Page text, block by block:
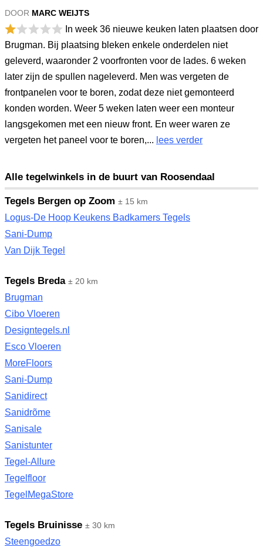
DOOR MARC WEIJTS
In week 36 nieuwe keuken laten plaatsen door
Brugman. Bij plaatsing bleken enkele onderdelen niet
geleverd, waaronder 2 voorfronten voor de lades. 6 weken
later zijn de spullen nageleverd. Men was vergeten de
frontpanelen voor te boren, zodat deze niet gemonteerd
konden worden. Weer 5 weken laten weer een monteur
langsgekomen met een nieuw front. En weer waren ze
vergeten het paneel voor te boren,... lees verder
Alle tegelwinkels in de buurt van Roosendaal
Tegels Bergen op Zoom ± 15 km
Logus-De Hoop Keukens Badkamers Tegels
Sani-Dump
Van Dijk Tegel
Tegels Breda ± 20 km
Brugman
Cibo Vloeren
Designtegels.nl
Esco Vloeren
MoreFloors
Sani-Dump
Sanidirect
Sanidrõme
Sanisale
Sanistunter
Tegel-Allure
Tegelfloor
TegelMegaStore
Tegels Bruinisse ± 30 km
Steengoedzo